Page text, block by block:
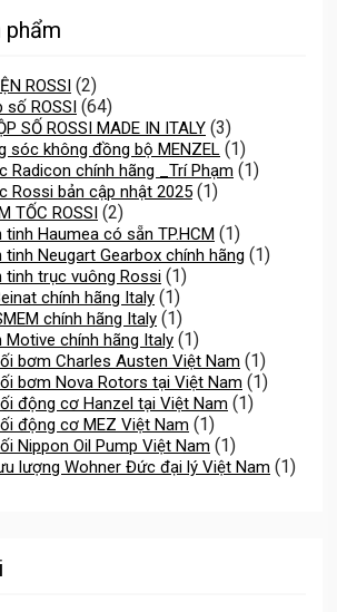
phẩm
ROSSI (2)
ROSSI (64)
SỐ ROSSI MADE IN ITALY (3)
sóc không đồng bộ MENZEL (1)
Radicon chính hãng _Trí Phạm (1)
Rossi bản cập nhật 2025 (1)
TỐC ROSSI (2)
Haumea có sẵn TP.HCM (1)
Neugart Gearbox chính hãng (1)
tinh trục vuông Rossi (1)
chính hãng Italy (1)
chính hãng Italy (1)
Motive chính hãng Italy (1)
bơm Charles Austen Việt Nam (1)
bơm Nova Rotors tại Việt Nam (1)
động cơ Hanzel tại Việt Nam (1)
động cơ MEZ Việt Nam (1)
Nippon Oil Pump Việt Nam (1)
lượng Wohner Đức đại lý Việt Nam (1)